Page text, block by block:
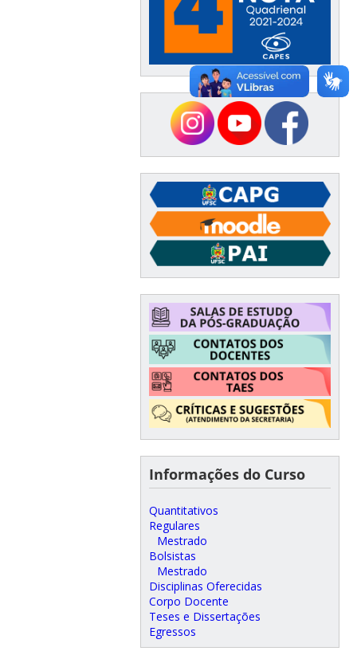
Informações do Curso
Quantitativos
Regulares
Mestrado
Bolsistas
Mestrado
Disciplinas Oferecidas
Corpo Docente
Teses e Dissertações
Egressos